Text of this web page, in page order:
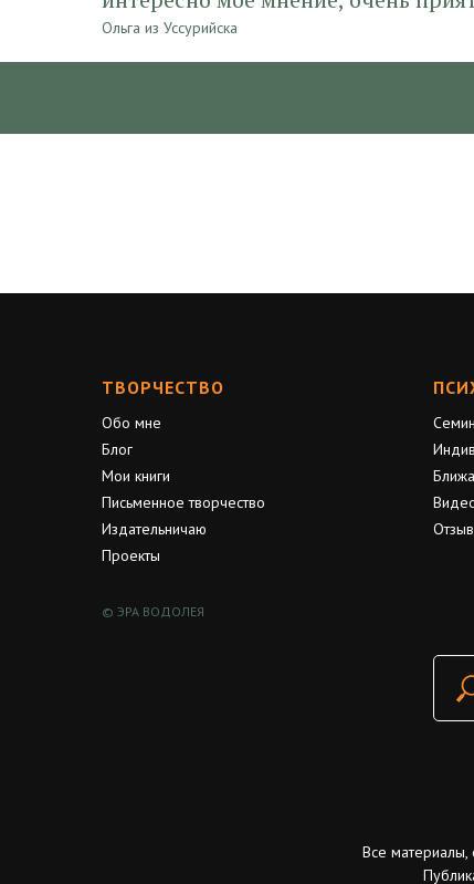
Ольга из Уссурийска
ТВОРЧЕСТВО
Обо мне
Блог
Мои книги
Письменное творчество
Издательничаю
Проекты
© ЭРА ВОДОЛЕЯ
Все материалы,